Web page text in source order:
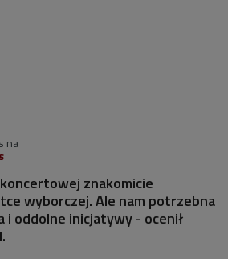
na
znakomicie
wyborczej. Ale nam potrzebna
i oddolne inicjatywy - ocenił